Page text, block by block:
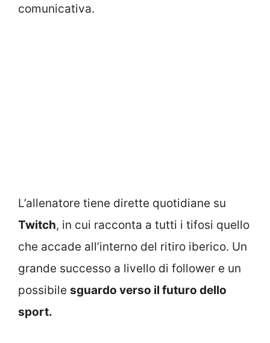
comunicativa.
L’allenatore tiene dirette quotidiane su
Twitch, in cui racconta a tutti i tifosi quello
che accade all’interno del ritiro iberico. Un
grande successo a livello di follower e un
possibile sguardo verso il futuro dello
sport.